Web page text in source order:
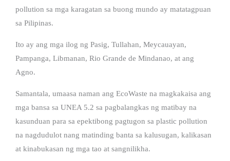
pollution sa mga karagatan sa buong mundo ay matatagpuan
sa Pilipinas.
Ito ay ang mga ilog ng Pasig, Tullahan, Meycauayan,
Pampanga, Libmanan, Rio Grande de Mindanao, at ang
Agno.
Samantala, umaasa naman ang EcoWaste na magkakaisa ang
mga bansa sa UNEA 5.2 sa pagbalangkas ng matibay na
kasunduan para sa epektibong pagtugon sa plastic pollution
na nagdudulot nang matinding banta sa kalusugan, kalikasan
at kinabukasan ng mga tao at sangnilikha.